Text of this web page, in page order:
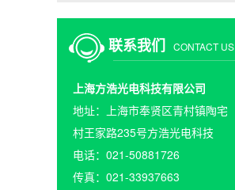
联系我们 CONTACT US
上海方浩光电科技有限公司
地址：上海市奉贤区青村镇陶宅
村王家路235号方浩光电科技
电话：021-50881726
传真：021-33937663